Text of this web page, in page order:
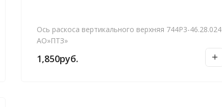
Ось раскоса вертикального верхняя 744Р3-46.28.024
АО»ПТЗ»
1,850руб.